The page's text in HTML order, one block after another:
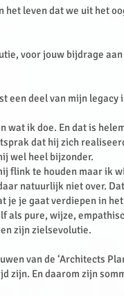
het leven dat we uit het
voor jouw bijdrage
een deel van mijn legacy
wat ik doe. En dat is
dat hij zich
wel heel bijzonder.
flink te houden maar ik
natuurlijk niet over.
je je gaat verdiepen in
als pure, wijze,
zijn zielsevolutie.
van de ‘Architects
zijn. En daarom zijn